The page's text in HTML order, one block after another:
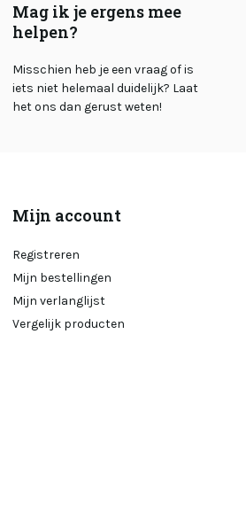
Mag ik je ergens mee
helpen?
Misschien heb je een vraag of is
iets niet helemaal duidelijk? Laat
het ons dan gerust weten!
Mijn account
Registreren
Mijn bestellingen
Mijn verlanglijst
Vergelijk producten